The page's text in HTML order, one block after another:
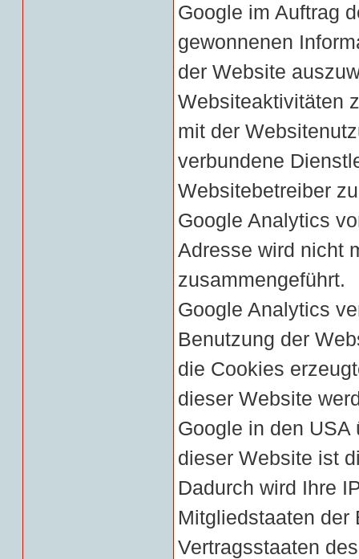
Google im Auftrag
gewonnenen
der Website
Websiteaktivitäten
mit der
verbundene
Websitebetreiber
Google Analytics
Adresse wird nicht
zusammengeführt.
Google Analytics
Benutzung der
die Cookies
dieser Website
Google in den USA
dieser Website ist
Dadurch wird Ihre
Mitgliedstaaten der
Vertragsstaaten